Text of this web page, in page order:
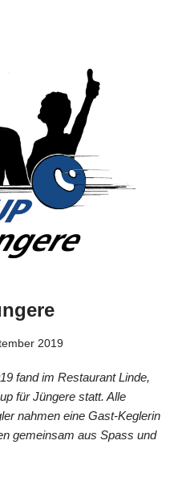
2019
fand im Restaurant Linde,
für Jüngere statt. Alle
nahmen eine Gast-Keglerin
gemeinsam aus Spass und